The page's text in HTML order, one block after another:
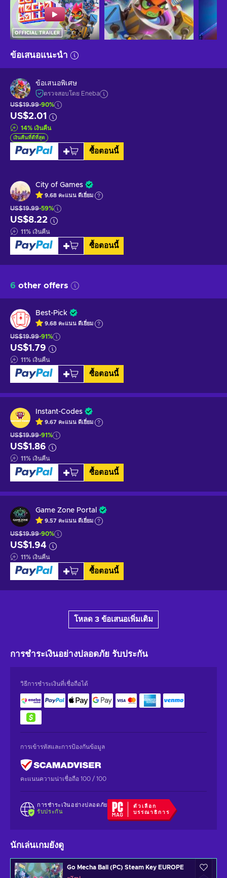
ข้อเสนอแนะนำ
ข้อเสนอพิเศษ
ตรวจสอบโดย Eneba
US$19.99-90%
US$2.01
14% เงินคืน
เงินคืนที่ดีที่สุด
ซื้อตอนนี้
City of Games
9.68 คะแนน ดีเยี่ยม
US$19.99-59%
US$8.22
11% เงินคืน
ซื้อตอนนี้
6 other offers
Best-Pick
9.68 คะแนน ดีเยี่ยม
US$19.99-91%
US$1.79
11% เงินคืน
ซื้อตอนนี้
Instant-Codes
9.67 คะแนน ดีเยี่ยม
US$19.99-91%
US$1.86
11% เงินคืน
ซื้อตอนนี้
Game Zone Portal
9.57 คะแนน ดีเยี่ยม
US$19.99-90%
US$1.94
11% เงินคืน
ซื้อตอนนี้
โหลด 3 ข้อเสนอเพิ่มเติม
การชำระเงินอย่างปลอดภัย รับประกัน
วิธีการชำระเงินที่เชื่อถือได้
การเข้ารหัสและการป้องกันข้อมูล
คะแนนความน่าเชื่อถือ 100 / 100
การชำระเงินอย่างปลอดภัย
รับประกัน
ตัวเลือก
บรรณาธิการ
นักเล่นเกมยังดู
Go Mecha Ball (PC) Steam Key EUROPE